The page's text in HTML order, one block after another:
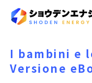
I bambini e
Versione